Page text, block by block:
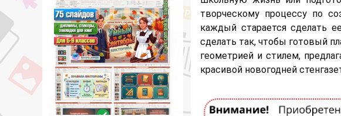
творческому процессу по
каждый старается сделать
сделать так, чтобы готовый
геометрией и стилем,
красивой новогодней